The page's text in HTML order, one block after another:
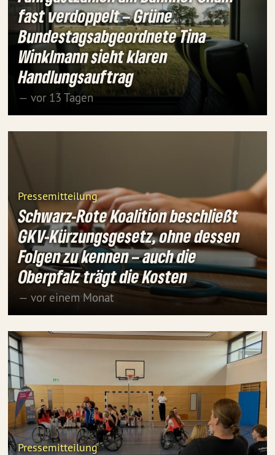
fast verdoppelt – Grüne
Bundestagsabgeordnete Tina
Winklmann sieht klaren
Handlungsauftrag
— vor 13 Tagen
Pressemitteilung
Schwarz-Rote Koalition beschließt
GKV-Kürzungsgesetz, ohne dessen
Folgen zu kennen – auch die
Oberpfalz trägt die Kosten
— vor einem Monat
Pressemitteilung